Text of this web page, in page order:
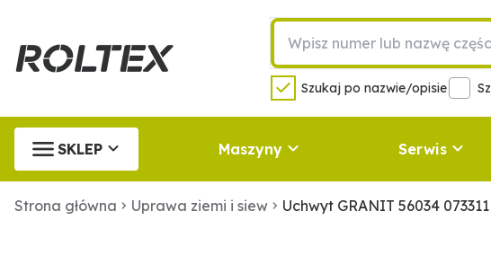
Szukaj po nazwie/opisie
SKLEP Maszyny Serwis
Strona główna Uprawa ziemi i siew Uchwyt GRANIT 56034 073311